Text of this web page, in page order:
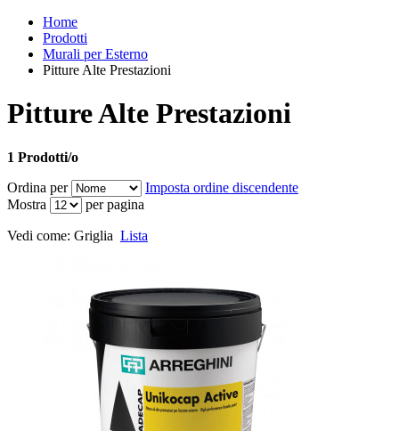
Home
Prodotti
Murali per Esterno
Pitture Alte Prestazioni
Pitture Alte Prestazioni
1 Prodotti/o
Ordina per
Imposta ordine discendente
Mostra
per pagina
Vedi come: Griglia Lista